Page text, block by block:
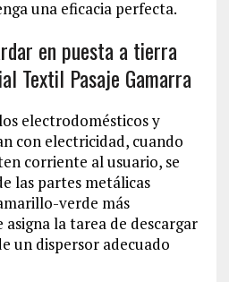
una eficacia perfecta.
en puesta a tierra
Textil Pasaje Gamarra
electrodomésticos y
con electricidad, cuando
corriente al usuario, se
las partes metálicas
verde más
asigna la tarea de descargar
un dispersor adecuado